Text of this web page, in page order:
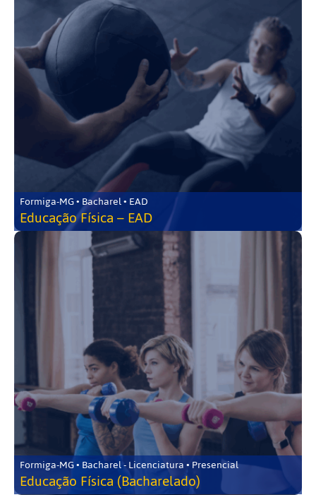
Formiga-MG • Bacharel • EAD
Educação Física – EAD
Formiga-MG • Bacharel - Licenciatura • Presencial
Educação Física (Bacharelado)